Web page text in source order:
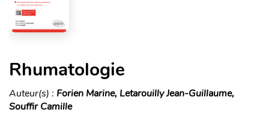
Rhumatologie
Auteur(s) : Forien Marine, Letarouilly Jean-Guillaume,
Souffir Camille